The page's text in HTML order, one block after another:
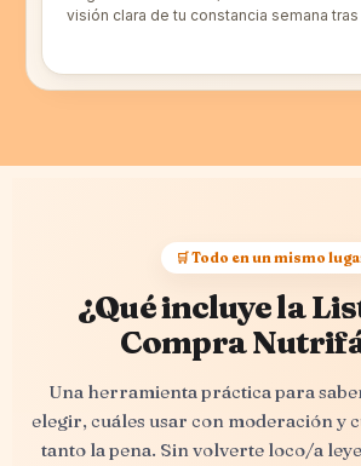
visión clara de tu constancia semana tras
🛒 Todo en un mismo
¿Qué incluye la
Compra
Una herramienta práctica para
elegir, cuáles usar con moderación y
tanto la pena. Sin volverte loco/a